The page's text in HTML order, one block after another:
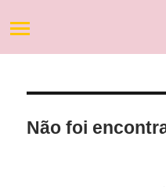
Não foi